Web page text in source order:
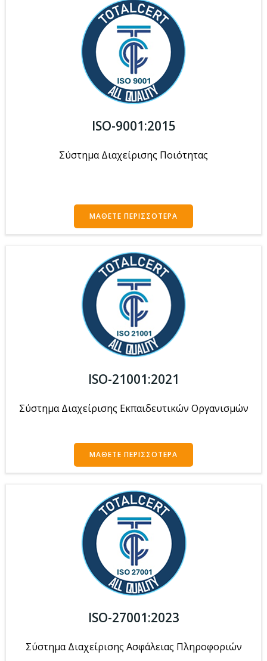
ISO-9001:2015
Σύστημα Διαχείρισης Ποιότητας
ΜΆΘΕΤΕ ΠΕΡΙΣΣΌΤΕΡΑ
ISO-21001:2021
Σύστημα Διαχείρισης Εκπαιδευτικών Οργανισμών
ΜΆΘΕΤΕ ΠΕΡΙΣΣΌΤΕΡΑ
ISO-27001:2023
Σύστημα Διαχείρισης Ασφάλειας Πληροφοριών